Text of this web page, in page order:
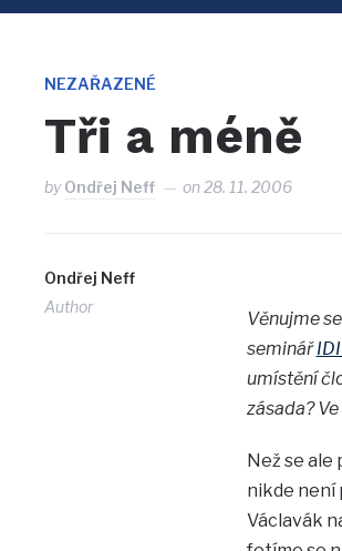
SIDEBAR
NAVIGATION
NEZAŘAZENÉ
Tři a méně
byOndřej Neff on28. 11. 2006
Ondřej Neff
Author
Věnujme
seminář
umístění
zásada?
Než se ale
nikde není
Václavák